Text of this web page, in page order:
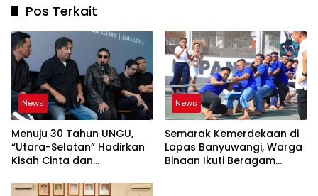
Pos Terkait
News
Menuju 30 Tahun UNGU,
“Utara-Selatan” Hadirkan
Kisah Cinta dan
News
Semarak Kemerdekaan di
Lapas Banyuwangi, Warga
Binaan Ikuti Beragam